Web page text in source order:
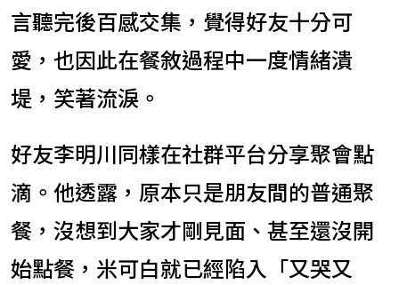
言聽完後百感交集，覺得好友十分可
愛，也因此在餐敘過程中一度情緒潰
堤，笑著流淚。
好友李明川同樣在社群平台分享聚會點
滴。他透露，原本只是朋友間的普通聚
餐，沒想到大家才剛見面、甚至還沒開
始點餐，米可白就已經陷入「又哭又